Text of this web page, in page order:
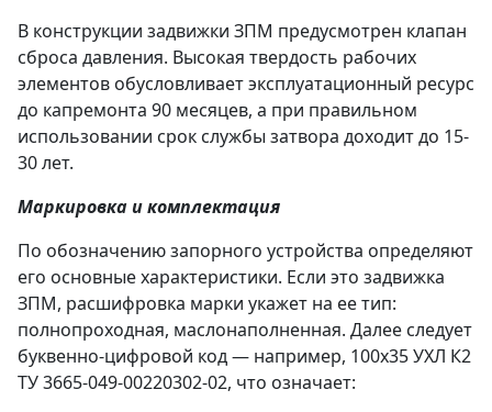
В конструкции задвижки ЗПМ предусмотрен клапан
сброса давления. Высокая твердость рабочих
элементов обусловливает эксплуатационный ресурс
до капремонта 90 месяцев, а при правильном
использовании срок службы затвора доходит до 15-
30 лет.
Маркировка и комплектация
По обозначению запорного устройства определяют
его основные характеристики. Если это задвижка
ЗПМ, расшифровка марки укажет на ее тип:
полнопроходная, маслонаполненная. Далее следует
буквенно-цифровой код — например, 100х35 УХЛ К2
ТУ 3665-049-00220302-02, что означает: